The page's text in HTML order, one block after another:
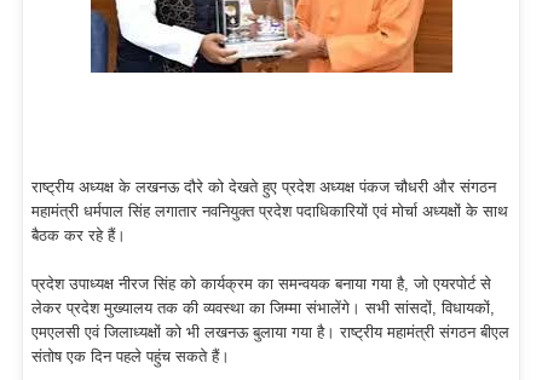
राष्ट्रीय अध्यक्ष के लखनऊ दौरे को देखते हुए प्रदेश अध्यक्ष पंकज चौधरी और संगठन
महामंत्री धर्मपाल सिंह लगातार नवनियुक्त प्रदेश पदाधिकारियों एवं मोर्चा अध्यक्षों के साथ
बैठक कर रहे हैं।
प्रदेश उपाध्यक्ष नीरज सिंह को कार्यक्रम का समन्वयक बनाया गया है, जो एयरपोर्ट से
लेकर प्रदेश मुख्यालय तक की व्यवस्था का जिम्मा संभालेंगे। सभी सांसदों, विधायकों,
एमएलसी एवं जिलाध्यक्षों को भी लखनऊ बुलाया गया है। राष्ट्रीय महामंत्री संगठन बीएल
संतोष एक दिन पहले पहुंच सकते हैं।